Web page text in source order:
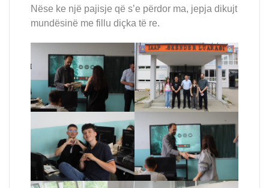
Nëse ke një pajisje që s’e përdor ma, jepja dikujt
mundësinë me fillu diçka të re.